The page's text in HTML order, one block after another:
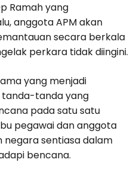
Ramah yang
anggota APM akan
secara berkala
perkara tidak diingini.
yang menjadi
tanda yang
pada satu satu
pegawai dan anggota
negara sentiasa dalam
bencana.